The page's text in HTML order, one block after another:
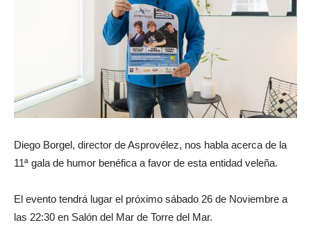
Diego Borgel, director de Asprovélez, nos habla acerca de la
11ª gala de humor benéfica a favor de esta entidad veleña.
El evento tendrá lugar el próximo sábado 26 de Noviembre a
las 22:30 en Salón del Mar de Torre del Mar.